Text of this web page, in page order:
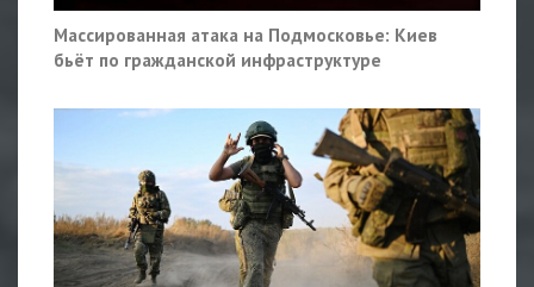
Массированная атака на Подмосковье: Киев
бьёт по гражданской инфраструктуре